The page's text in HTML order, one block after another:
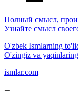
Полный смысл,
Узнайте смысл
O'zbek Ismlarning
O'zingiz va
ismlar.com